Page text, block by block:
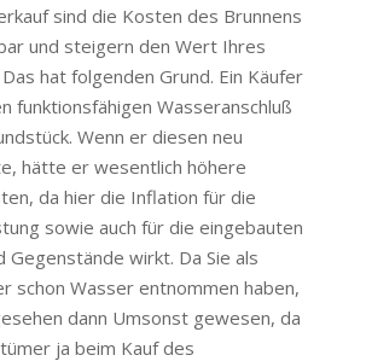
sind die Kosten des Brunnens
und steigern den Wert Ihres
hat folgenden Grund. Ein Käufer
funktionsfähigen Wasseranschluß
Wenn er diesen neu
hätte er wesentlich höhere
da hier die Inflation für die
sowie auch für die eingebauten
Gegenstände wirkt. Da Sie als
schon Wasser entnommen haben,
dann Umsonst gewesen, da
ja beim Kauf des